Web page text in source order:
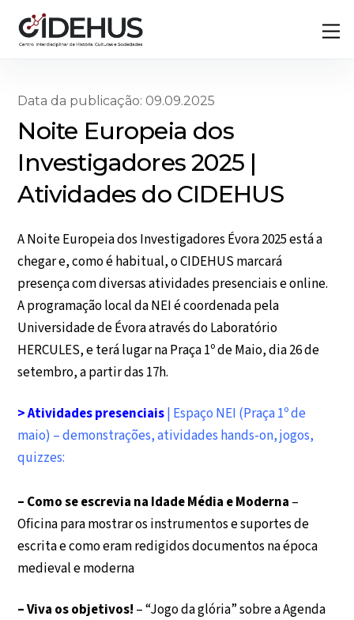
content
Data da publicação: 09.09.2025
Noite Europeia dos
Investigadores 2025 |
Atividades do CIDEHUS
A Noite Europeia dos Investigadores Évora 2025 está a
chegar e, como é habitual, o CIDEHUS marcará
presença com diversas atividades presenciais e online.
A programação local da NEI é coordenada pela
Universidade de Évora através do Laboratório
HERCULES, e terá lugar na Praça 1º de Maio, dia 26 de
setembro, a partir das 17h.
> Atividades presenciais| Espaço NEI (Praça 1º de
maio) – demonstrações, atividades hands-on, jogos,
quizzes:
– Como se escrevia na Idade Média e Moderna –
Oficina para mostrar os instrumentos e suportes de
escrita e como eram redigidos documentos na época
medieval e moderna
– Viva os objetivos! – “Jogo da glória” sobre a Agenda